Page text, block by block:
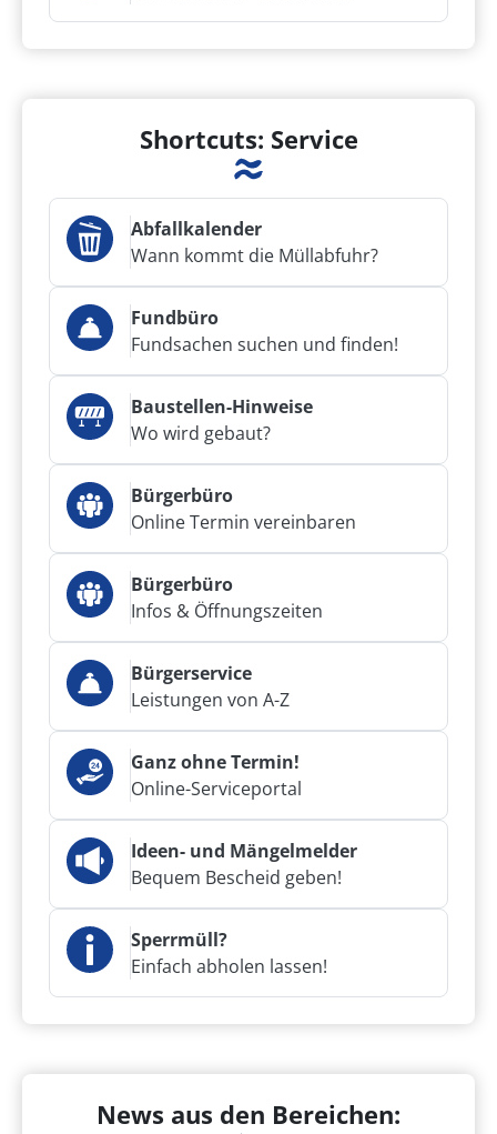
Shortcuts: Service
Abfallkalender
Wann kommt die Müllabfuhr?
Fundbüro
Fundsachen suchen und finden!
Baustellen-Hinweise
Wo wird gebaut?
Bürgerbüro
Online Termin vereinbaren
Bürgerbüro
Infos & Öffnungszeiten
Bürgerservice
Leistungen von A-Z
Ganz ohne Termin!
Online-Serviceportal
Ideen- und Mängelmelder
Bequem Bescheid geben!
Sperrmüll?
Einfach abholen lassen!
News aus den Bereichen: